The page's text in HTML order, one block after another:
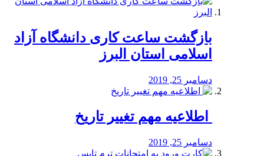
بازگشت ساعت کاری دانشگاه آزاد
اسلامی استان البرز
دسامبر 25, 2019
️ اطلاعیه مهم تغییر تاریخ
دسامبر 25, 2019